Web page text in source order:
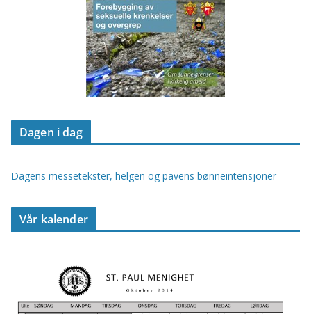
Dagen i dag
Dagens messetekster, helgen og pavens bønneintensjoner
Vår kalender